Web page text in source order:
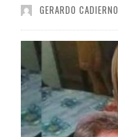
GERARDO CADIERNO